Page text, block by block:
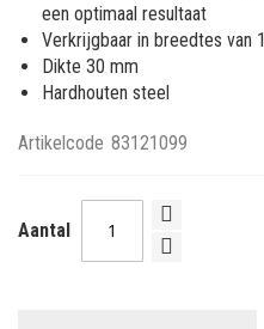
een optimaal resultaat
Verkrijgbaar in breedtes van
Dikte 30 mm
Hardhouten steel
Artikelcode 83121099
Aantal